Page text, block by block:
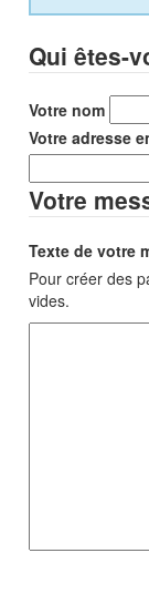
Qui êtes-
Votre nom
Votre adresse
Votre
Texte de votre
Pour créer des
vides.